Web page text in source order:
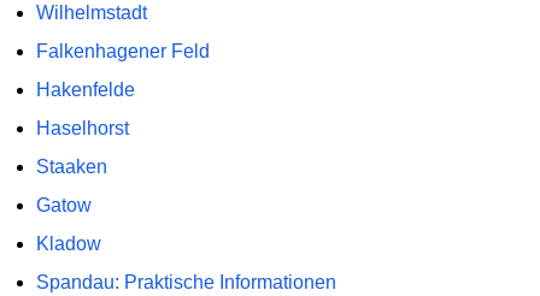
Wilhelmstadt
Falkenhagener Feld
Hakenfelde
Haselhorst
Staaken
Gatow
Kladow
Spandau: Praktische Informationen